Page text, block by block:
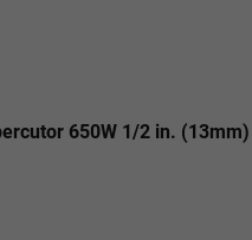
650W 1/2 in. (13mm)